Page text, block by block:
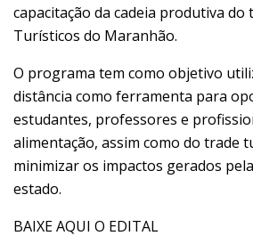
capacitação da cadeia produtiva do
Turísticos do Maranhão.
O programa tem como objetivo
distância como ferramenta para
estudantes, professores e
alimentação, assim como do trade
minimizar os impactos gerados
estado.
BAIXE AQUI O EDITAL